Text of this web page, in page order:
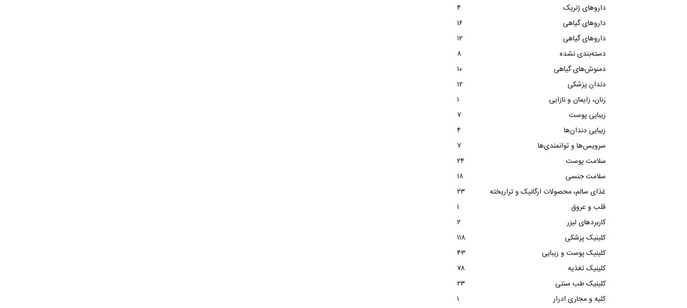
داروهای ژنریک
۴
داروهای گیاهی
۱۶
داروهای گیاهی
۱۲
دسته‌بندی نشده
۸
دمنوش‌های گیاهی
۱۰
دندان پزشکی
۱۲
زنان، زایمان و نازایی
۱
زیبایی پوست
۷
زیبایی دندان‌ها
۴
سرویس‌ها و توانمندی‌ها
۷
سلامت پوست
۲۴
سلامت جنسی
۱۸
غذای سالم، محصولات ارگانیک و تراریخته
۲۳
قلب و عروق
۱
کاربردهای لیزر
۲
کلینیک پزشکی
۱۱۸
کلینیک پوست و زیبایی
۴۳
کلینیک تغذیه
۷۸
کلینیک طب سنتی
۲۳
کلیه و مجاری ادرار
۱